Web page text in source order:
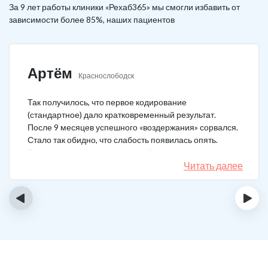
За 9 лет работы клиники «Рехаб365» мы смогли избавить от
зависимости более 85%, наших пациентов
Артём Краснослободск
Так получилось, что первое кодирование
(стандартное) дало кратковременный результат.
После 9 месяцев успешного «воздержания» сорвался.
Стало так обидно, что слабость появилась опять.
Решил не затягивать, и опять обратился в клинику.
Мне порекомендовали двойной блок. Согласился, и
сейчас не жалею. Уже два года в полной завязке.
Читать далее
‹ ›